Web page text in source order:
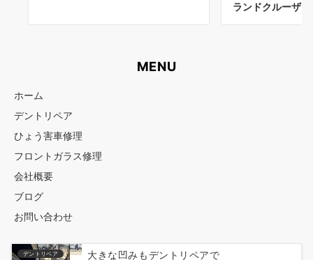
ランドクルーザ
MENU
ホーム
デントリペア
ひょう害車修理
フロントガラス修理
会社概要
ブログ
お問い合わせ
デントリペア 大きな凹みもデントリペアで